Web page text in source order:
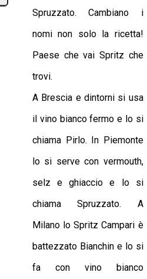
Spruzzato. Cambiano i
nomi non solo la ricetta!
Paese che vai Spritz che
trovi.
A Brescia e dintorni si usa
il vino bianco fermo e lo si
chiama Pirlo. In Piemonte
lo si serve con vermouth,
selz e ghiaccio e lo si
chiama Spruzzato. A
Milano lo Spritz Campari è
battezzato Bianchin e lo si
fa con vino bianco